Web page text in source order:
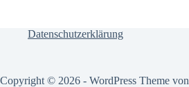
Datenschutzerklärung
Copyright © 2026 - WordPress Theme von